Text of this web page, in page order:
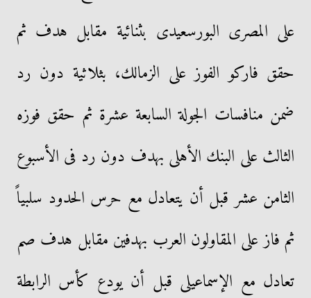
على المصرى البورسعيدى بثنائية مقابل هدف ثم
حقق فاركو الفوز على الزمالك، بثلاثية دون رد
ضمن منافسات الجولة السابعة عشرة ثم حقق فوزه
الثالث على البنك الأهلى بهدف دون رد فى الأسبوع
الثامن عشر قبل أن يتعادل مع حرس الحدود سلبياً
ثم فاز على المقاولون العرب بهدفين مقابل هدف صم
تعادل مع الإسماعيلى قبل أن يودع كأس الرابطة